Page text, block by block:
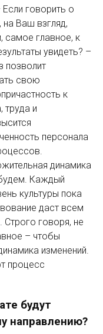
говорить о
на Ваш взгляд,
самое главное, к
увидеть? –
позволит
свою
к
труда и
персонала
динамика
Каждый
культуры пока
даст всем
Строго говоря, не
– чтобы
изменений.
процесс
будут
направлению?